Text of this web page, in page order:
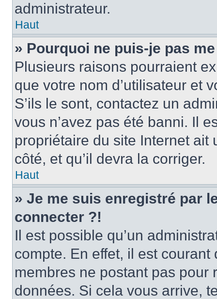
administrateur.
Haut
» Pourquoi ne puis-je pas
Plusieurs raisons pourraient
que votre nom d’utilisateur et
S’ils le sont, contactez un
vous n’avez pas été banni. Il
propriétaire du site Internet
côté, et qu’il devra la corriger.
Haut
» Je me suis enregistré par
connecter ?!
Il est possible qu’un
compte. En effet, il est
membres ne postant pas
données. Si cela vous arrive,